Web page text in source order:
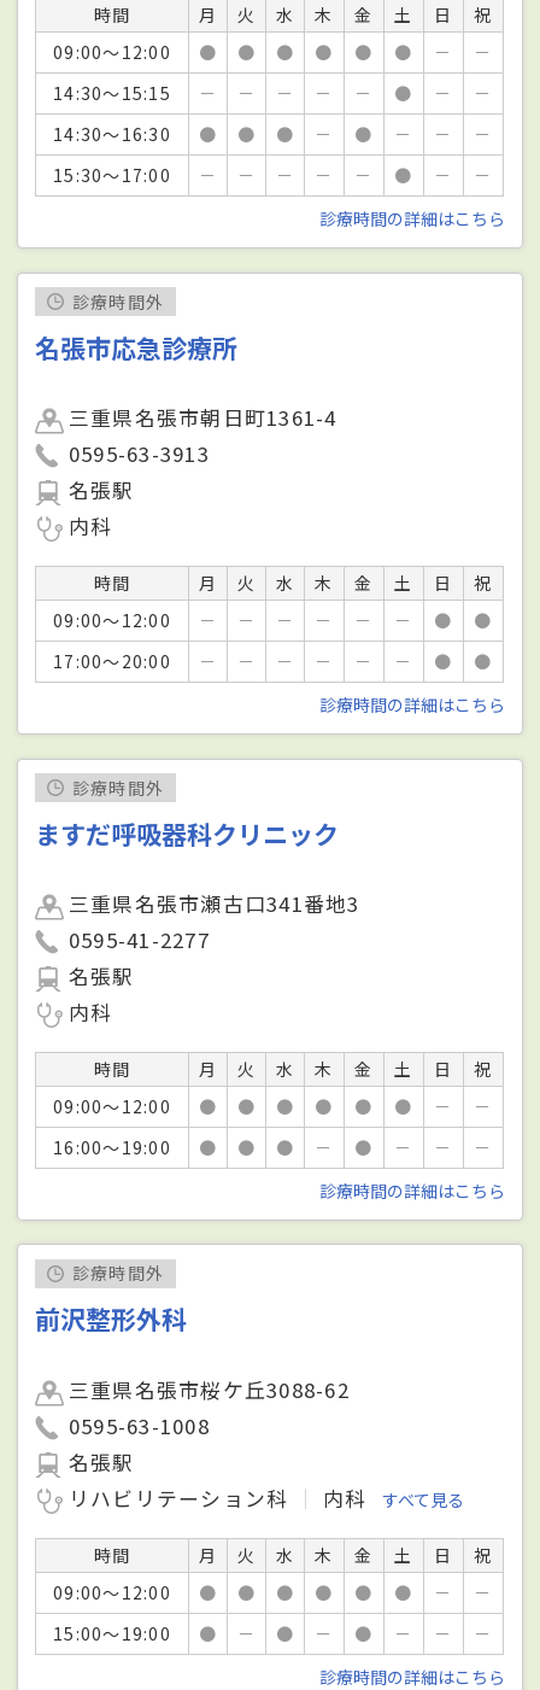
時間 月 火 水 木 金 土 日
祝
09:00～12:00
● ● ● ● ● ● －
－
14:30～15:15
－ － － － － ● －
－
14:30～16:30
● ● ● － ● － －
－
15:30～17:00
－ － － － － ● －
－
診療時間の詳細はこちら
診療時間外
名張市応急診療所
三重県名張市朝日町1361-4
0595-63-3913
名張駅
内科
時間 月 火 水 木 金 土 日
祝
09:00～12:00
－ － － － － － ●
●
17:00～20:00
－ － － － － － ●
●
診療時間の詳細はこちら
診療時間外
ますだ呼吸器科クリニック
三重県名張市瀬古口341番地3
0595-41-2277
名張駅
内科
時間 月 火 水 木 金 土 日
祝
09:00～12:00
● ● ● ● ● ● －
－
16:00～19:00
● ● ● － ● － －
－
診療時間の詳細はこちら
診療時間外
前沢整形外科
三重県名張市桜ケ丘3088-62
0595-63-1008
名張駅
リハビリテーション科
内科 すべて見る
時間 月 火 水 木 金 土 日
祝
09:00～12:00
● ● ● ● ● ● －
－
15:00～19:00
● － ● － ● － －
－
診療時間の詳細はこちら